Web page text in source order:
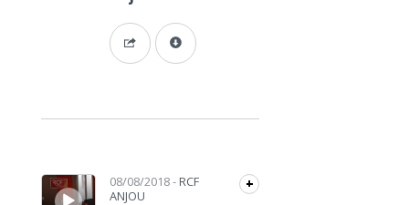
Lecteur audio 08/08/2018- RCF
ANJOU
+